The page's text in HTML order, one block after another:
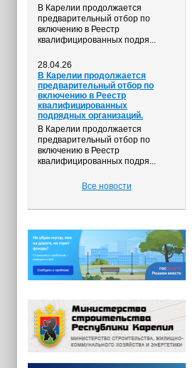
В Карелии продолжается
предварительный отбор по
включению в Реестр
квалифицированных подря...
28.04.26
В Карелии продолжается
предварительный отбор по
включению в Реестр
квалифицированных
подрядных организаций.
В Карелии продолжается
предварительный отбор по
включению в Реестр
квалифицированных подря...
Все новости